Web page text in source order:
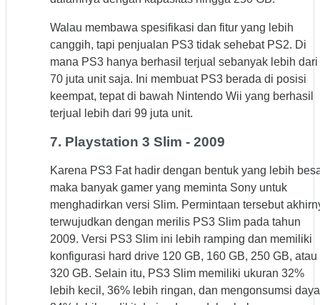
Walau membawa spesifikasi dan fitur yang lebih
canggih, tapi penjualan PS3 tidak sehebat PS2. Di
mana PS3 hanya berhasil terjual sebanyak lebih dari
70 juta unit saja. Ini membuat PS3 berada di posisi
keempat, tepat di bawah Nintendo Wii yang berhasil
terjual lebih dari 99 juta unit.
7. Playstation 3 Slim - 2009
Karena PS3 Fat hadir dengan bentuk yang lebih
maka banyak gamer yang meminta Sony untuk
menghadirkan versi Slim. Permintaan tersebut
terwujudkan dengan merilis PS3 Slim pada tahun
2009. Versi PS3 Slim ini lebih ramping dan memiliki
konfigurasi hard drive 120 GB, 160 GB, 250 GB, atau
320 GB. Selain itu, PS3 Slim memiliki ukuran 32%
lebih kecil, 36% lebih ringan, dan mengonsumsi daya